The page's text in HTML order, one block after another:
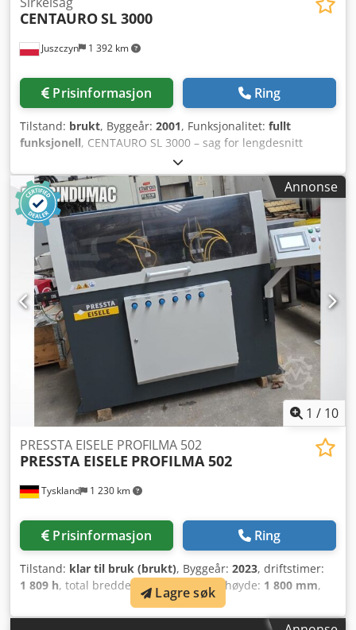
Juszczyn 1 392 km
CENTAUROSL 3000
Prisinformasjon Ring
Tilstand: brukt, Byggeår: 2001, Funksjonalitet: fullt
funksjonell, CENTAURO SL 3000 – sag for lengdesnitt
Kuttelengde: 3400 mm Kuttbredde (maks.): 600 mm
Kutthøyde (maks.): 160 mm Sagdiameter: 550 mm
Hovedmotoreffekt: 11 kW Matinnhastighet: Opptil 80
m/min Maskinens dimensjoner: 5285 x 1532 x 2150 cm (H)
Vekt: 1500 kg Dedpfx Apszmf Ideisck Produksjonsår: 2001
Annonse
1 / 10
Tyskland 1 230 km
PRESSTA EISELE PROFILMA 502
PRESSTA EISELE PROFILMA 502
Prisinformasjon Ring
Tilstand: klar til bruk (brukt), Byggeår: 2023, driftstimer:
1 809 h, total bredde: 2 000 mm , total høyde: 1 800 mm,
, kontrollerprodusent:
kontrollermodell:S7 with SIMATIC HMI Touch Panel,
Lagre søk